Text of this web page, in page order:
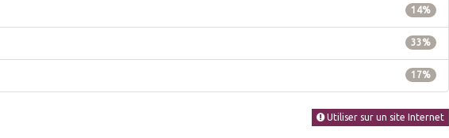
14%
33%
17%
Utiliser sur un site Internet